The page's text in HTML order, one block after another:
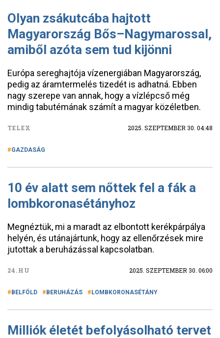
Olyan zsákutcába hajtott
Magyarország Bős–Nagymarossal,
amiből azóta sem tud kijönni
Európa sereghajtója vízenergiában Magyarország,
pedig az áramtermelés tizedét is adhatná. Ebben
nagy szerepe van annak, hogy a vízlépcső még
mindig tabutémának számít a magyar közéletben.
TELEX 2025. SZEPTEMBER 30. 04:48
GAZDASÁG
10 év alatt sem nőttek fel a fák a
lombkoronasétányhoz
Megnéztük, mi a maradt az elbontott kerékpárpálya
helyén, és utánajártunk, hogy az ellenőrzések mire
jutottak a beruházással kapcsolatban.
24.HU 2025. SZEPTEMBER 30. 06:00
BELFÖLD BERUHÁZÁS LOMBKORONASÉTÁNY
Milliók életét befolyásolható tervet